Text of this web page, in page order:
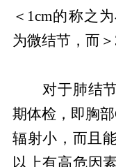
＜1cm的称之
为微结节，而＞
对于肺结节
期体检，即胸
辐射小，而且
以上有高危因